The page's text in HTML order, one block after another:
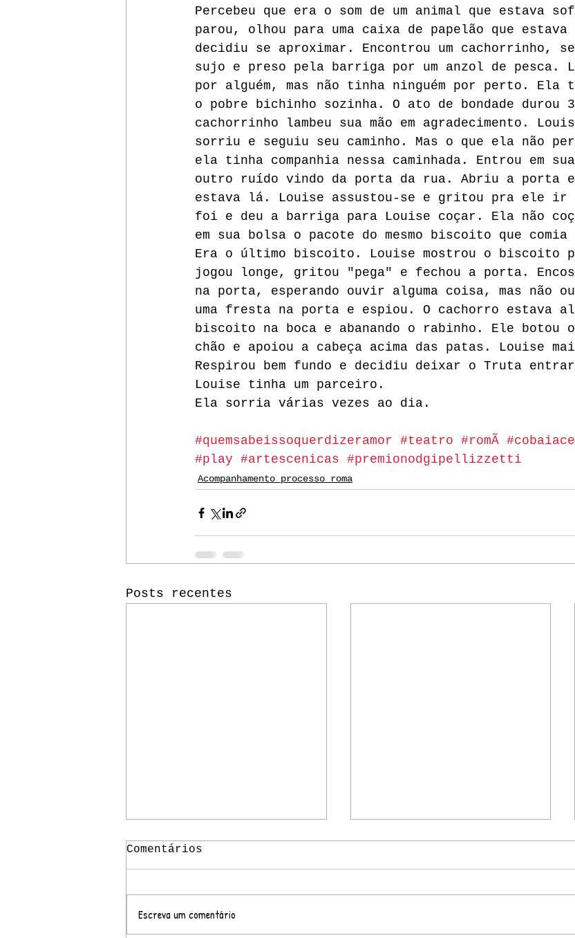
Percebeu que era o som de um animal que estava
parou, olhou para uma caixa de papelão que estava
decidiu se aproximar. Encontrou um cachorrinho,
sujo e preso pela barriga por um anzol de pesca.
por alguém, mas não tinha ninguém por perto. Ela
o pobre bichinho sozinha. O ato de bondade durou
cachorrinho lambeu sua mão em agradecimento.
sorriu e seguiu seu caminho. Mas o que ela não
ela tinha companhia nessa caminhada. Entrou em
outro ruído vindo da porta da rua. Abriu a porta
estava lá. Louise assustou-se e gritou pra ele ir
foi e deu a barriga para Louise coçar. Ela não
em sua bolsa o pacote do mesmo biscoito que
Era o último biscoito. Louise mostrou o biscoito
jogou longe, gritou "pega" e fechou a porta.
na porta, esperando ouvir alguma coisa, mas não
uma fresta na porta e espiou. O cachorro estava
biscoito na boca e abanando o rabinho. Ele botou
chão e apoiou a cabeça acima das patas. Louise
Respirou bem fundo e decidiu deixar o Truta
Louise tinha um parceiro.
Ela sorria várias vezes ao dia.
#quemsabeissoquerdizeramor #teatro #romÃ
#play #artescenicas #premionodgipellizzetti
Acompanhamento_processo_roma
Posts recentes
Comentários
Escreva um comentário